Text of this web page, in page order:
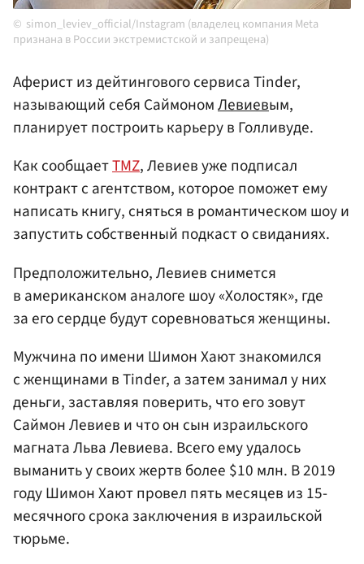
simon_leviev_official/Instagram (владелец компания Meta
признана в России экстремистской и запрещена)
Аферист из дейтингового сервиса Tinder,
называющий себя СаймономЛевиевым,
планирует построить карьеру в Голливуде.
Как сообщаетTMZ, Левиев уже подписал
контракт с агентством, которое поможет ему
написать книгу, сняться в романтическом шоу и
запустить собственный подкаст о свиданиях.
Предположительно, Левиев снимется
в американском аналоге шоу «Холостяк», где
за его сердце будут соревноваться женщины.
Мужчина по имени Шимон Хают знакомился
с женщинами в Tinder, а затем занимал у них
деньги, заставляя поверить, что его зовут
Саймон Левиев и что он сын израильского
магната Льва Левиева. Всего ему удалось
выманить у своих жертв более $10 млн. В 2019
году Шимон Хают провел пять месяцев из 15-
месячного срока заключения в израильской
тюрьме.